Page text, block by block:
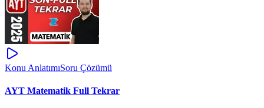
Konu AnlatımıSoru Çözümü
AYT Matematik Full Tekrar